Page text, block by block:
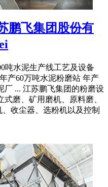
鹏飞集团股份有
吨水泥生产线工艺及设备
产60万吨水泥粉磨站 年产
厂 ... 江苏鹏飞集团的粉磨设
磨、矿用磨机、原料磨、
收尘器、选粉机以及控制